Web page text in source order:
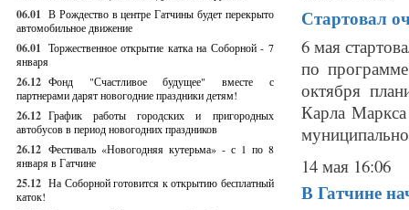
06.01 В Рождество в центре Гатчины будет перекрыто
автомобильное движение
06.01 Торжественное открытие катка на Соборной - 7
января
26.12 Фонд "Счастливое будущее" вместе с
партнерами дарят новогодние праздники детям!
26.12 График работы городских и пригородных
автобусов в период новогодних праздников
26.12 Фестиваль «Новогодняя кутерьма» - с 1 по 8
января в Гатчине
25.12 На Соборной готовится к открытию бесплатный
каток!
Стартовал
6 мая
по
октября
Карла
14 мая 16:06
В Гатчине